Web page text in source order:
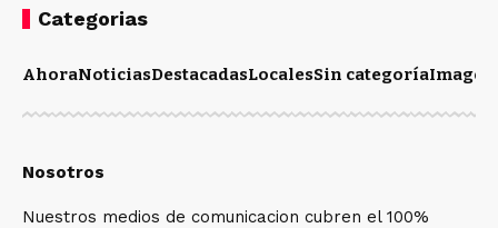
Categorias
AhoraNoticiasDestacadasLocalesSin categoríaImagen
Nosotros
Nuestros medios de comunicacion cubren el 100%